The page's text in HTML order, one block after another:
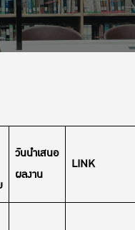
วันนำเสนอ
ผลงาน
LINK